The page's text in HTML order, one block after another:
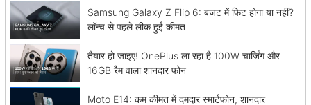
Samsung Galaxy Z Flip 6: बजट में फिट होगा या नहीं?
लॉन्च से पहले लीक हुई कीमत
तैयार हो जाइए! OnePlus ला रहा है 100W चार्जिंग और
16GB रैम वाला शानदार फोन
Moto E14: कम कीमत में दमदार स्मार्टफोन, शानदार